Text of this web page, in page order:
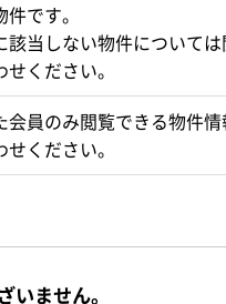
です。
当しない物件については
ください。
員のみ閲覧できる物件情
ください。
いません。